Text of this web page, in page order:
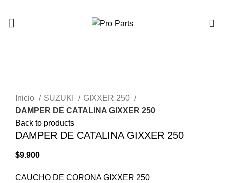
Inicio
SUZUKI
GIXXER 250
DAMPER DE CATALINA GIXXER 250
Back to products
DAMPER DE CATALINA GIXXER 250
$9.900
CAUCHO DE CORONA GIXXER 250